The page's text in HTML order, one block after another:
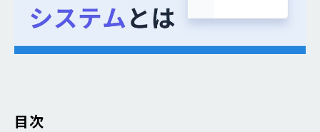
目次